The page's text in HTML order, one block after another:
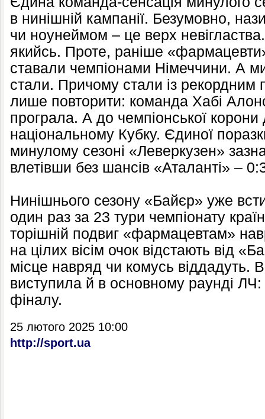
в нинішній кампанії. Безумовно,
чи ноунеймом – це верх
якийсь. Проте, раніше
ставали чемпіонами Німеччини. А
стали. Причому стали із рекордним
лише повторити: команда Хабі
програла. А до чемпіонської
національному Кубку. Єдиної
минулому сезоні «Леверкузен»
влетівши без шансів «Аталанті» –
Нинішнього сезону «Байєр» уже
один раз за 23 тури чемпіонату
торішній подвиг «фармацевтам»
на цілих вісім очок відстають від
місце навряд чи комусь віддадуть.
виступила й в основному раунді ЛЧ:
фіналу.
25 лютого 2025 10:00
http://sport.ua